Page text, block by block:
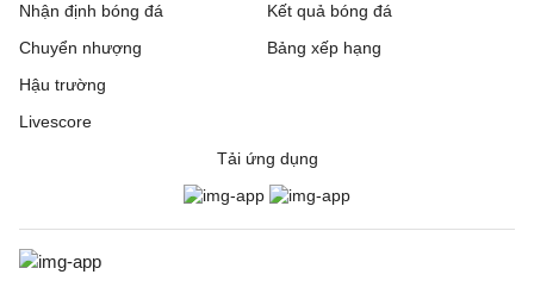
Nhận định bóng đá
Chuyển nhượng
Hậu trường
Livescore
Kết quả bóng đá
Bảng xếp hạng
Tải ứng dụng